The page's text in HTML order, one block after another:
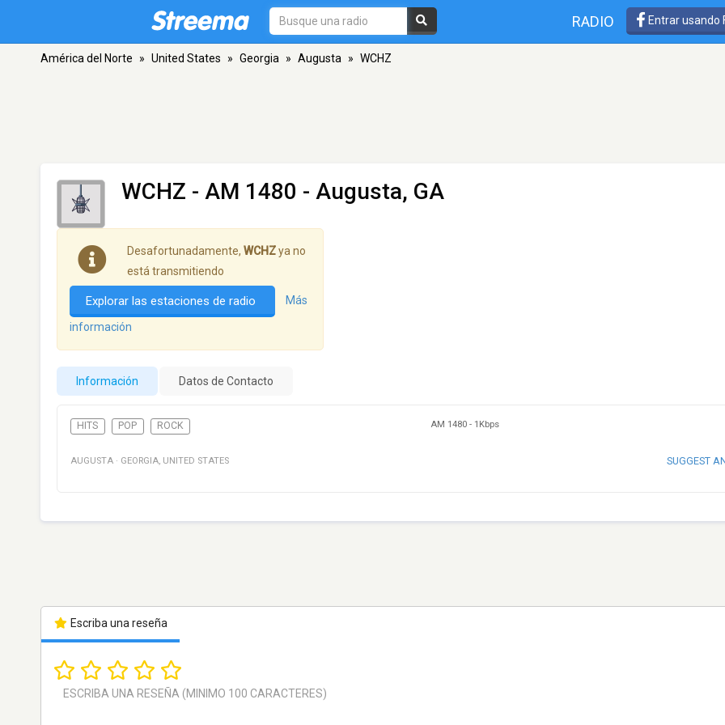
RADIO Entrar usando
América del Norte » United States » Georgia » Augusta » WCHZ
WCHZ - AM 1480 - Augusta, GA
Desafortunadamente, WCHZya no
está transmitiendo
Explorar las estaciones de radio Más
información
Información Datos de Contacto
HITS POP ROCK AM 1480 - 1Kbps
AUGUSTA · GEORGIA, UNITED STATES SUGGEST
Escriba una reseña